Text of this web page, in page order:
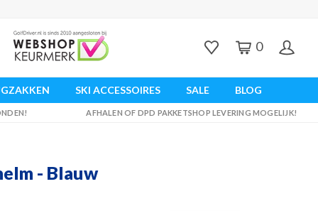
0
SKI ACCESSOIRES SALE BLOG
AFHALEN OF DPD PAKKETSHOP LEVERING MOGELIJK!
- Blauw